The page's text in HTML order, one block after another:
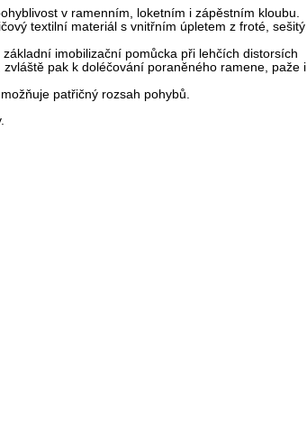
v ramenním, loketním i zápěstním kloubu.
textilní materiál s vnitřním úpletem z froté, sešitý
imobilizační pomůcka při lehčích distorsích
pak k doléčování poraněného ramene, paže i
patřičný rozsah pohybů.